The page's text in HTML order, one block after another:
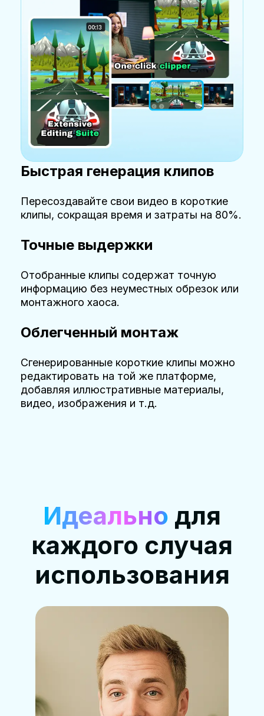
Быстрая генерация клипов
Пересоздавайте свои видео в короткие
клипы, сокращая время и затраты на 80%.
Точные выдержки
Отобранные клипы содержат точную
информацию без неуместных обрезок или
монтажного хаоса.
Облегченный монтаж
Сгенерированные короткие клипы можно
редактировать на той же платформе,
добавляя иллюстративные материалы,
видео, изображения и т.д.
Идеально для
каждого случая
использования